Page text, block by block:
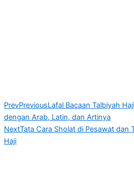
PrevPreviousLafal Bacaan Talbiyah
dengan Arab, Latin, dan Artinya
NextTata Cara Sholat di Pesawat dan
Haji